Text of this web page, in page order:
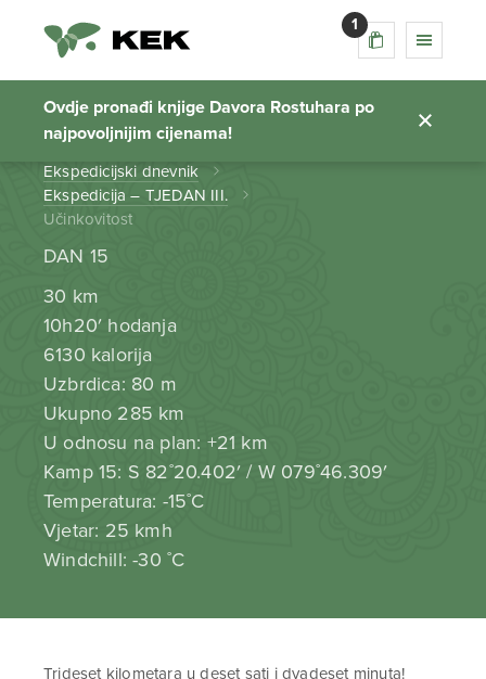
1
Ovdje pronađi knjige Davora Rostuhara po
najpovoljnijim cijenama!
Učinkovitost
Početna stranica
Ekspedicijski dnevnik
Ekspedicija – TJEDAN III.
Učinkovitost
DAN 15
30 km
10h20′ hodanja
6130 kalorija
Uzbrdica: 80 m
Ukupno 285 km
U odnosu na plan: +21 km
Kamp 15: S 82˚20.402′ / W 079˚46.309′
Temperatura: -15˚C
Vjetar: 25 kmh
Windchill: -30 ˚C
Trideset kilometara u deset sati i dvadeset minuta!